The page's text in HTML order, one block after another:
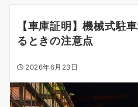
【車庫証明】機械式駐
るときの注意点
2026年6月23日